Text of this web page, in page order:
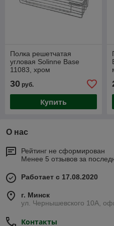
Полка решетчатая
угловая Solinne Base
11083, хром
30 руб.
Купить
О нас
Рейтинг не сформирован
Менее 5 отзывов за
Работает с 17.08.2020
г. Минск
ул. Чернышевского 10А,
Контакты